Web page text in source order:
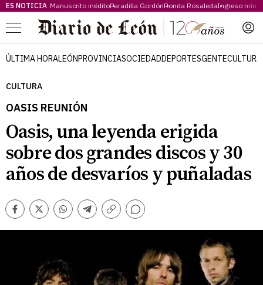
ES NOTICIA Manuscrito inéditoParadilla GordónRonda RosaledaIngreso
Menú
ÚLTIMA HORALEÓNPROVINCIASOCIEDADDEPORTESGENTECULTURA
CULTURA
OASIS REUNIÓN
Oasis, una leyenda erigida
sobre dos grandes discos y 30
años de desvaríos y puñaladas
Facebook
TwitterWhatsappTelegram
Copiar
Comentarios